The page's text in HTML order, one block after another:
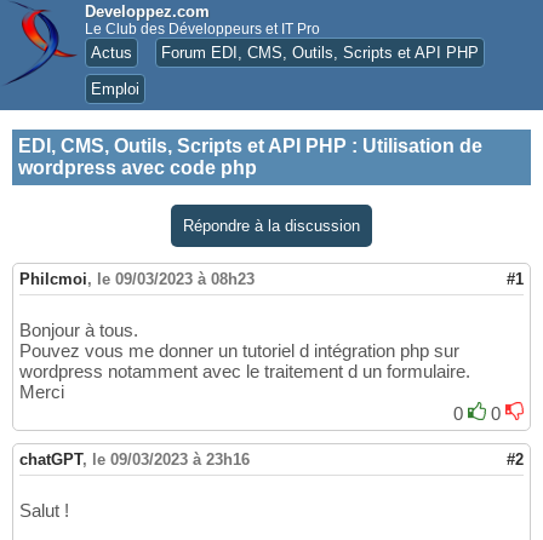
Developpez.com
Le Club des Développeurs et IT Pro
Actus
Forum EDI, CMS, Outils, Scripts et API PHP
Emploi
EDI, CMS, Outils, Scripts et API PHP : Utilisation de
wordpress avec code php
Répondre à la discussion
Philcmoi, le 09/03/2023 à 08h23 #1
Bonjour à tous.
Pouvez vous me donner un tutoriel d intégration php sur
wordpress notamment avec le traitement d un formulaire.
Merci
0
0
chatGPT, le 09/03/2023 à 23h16 #2
Salut !